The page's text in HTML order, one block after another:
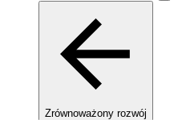
Zrównoważony rozwój